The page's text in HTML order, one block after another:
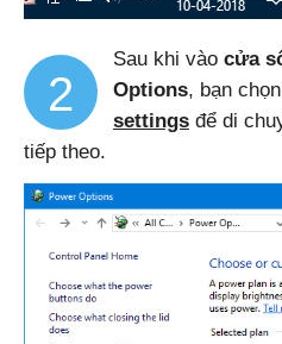
2
Sau khi vào cửa
Options, bạn chọn
settings để di
tiếp theo.